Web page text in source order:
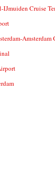
IJmuiden Cruise
Amsterdam